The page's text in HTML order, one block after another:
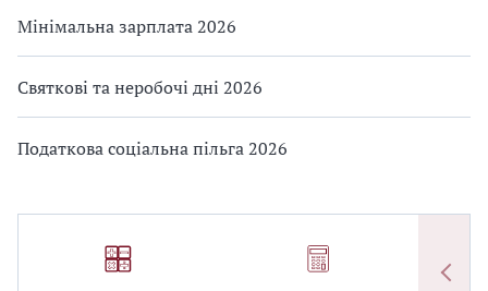
Мінімальна зарплата 2026
Святкові та неробочі дні 2026
Податкова соціальна пільга 2026